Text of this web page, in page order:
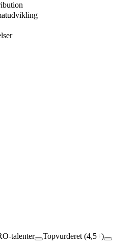
talenter Topvurderet (4,5+)